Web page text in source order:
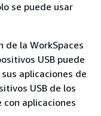
se puede usar
de la WorkSpaces
USB puede
aplicaciones de
USB de los
aplicaciones